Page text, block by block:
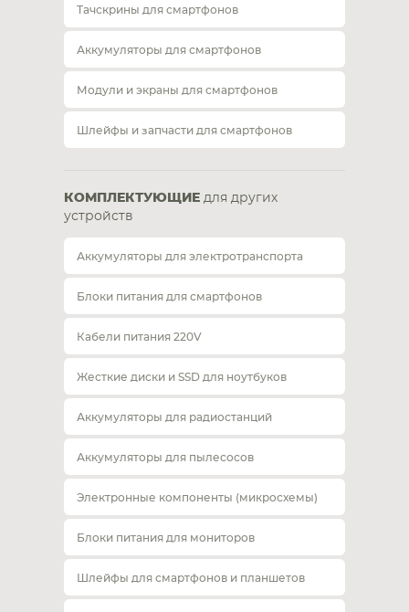
Тачскрины для смартфонов
Аккумуляторы для смартфонов
Модули и экраны для смартфонов
Шлейфы и запчасти для смартфонов
КОМПЛЕКТУЮЩИЕ для других
устройств
Аккумуляторы для электротранспорта
Блоки питания для смартфонов
Кабели питания 220V
Жесткие диски и SSD для ноутбуков
Аккумуляторы для радиостанций
Аккумуляторы для пылесосов
Электронные компоненты (микросхемы)
Блоки питания для мониторов
Шлейфы для смартфонов и планшетов